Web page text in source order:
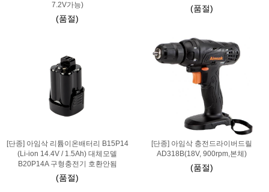
7.2V가능)
(품절)
(품절)
[단종] 아임삭 리튬이온배터리 B15P14
(Li-ion 14.4V / 1.5Ah) 대체모델
B20P14A 구형충전기 호환안됨
(품절)
[단종] 아임삭 충전드라이버드릴
AD318B(18V, 900rpm,본체)
(품절)